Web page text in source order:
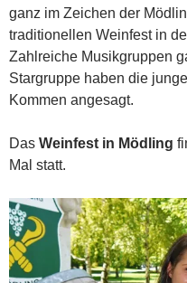
ganz im Zeichen der
traditionellen Weinfest in
Zahlreiche Musikgruppen
Stargruppe haben die
Kommen angesagt.
Das Weinfest in Mödling
Mal statt.